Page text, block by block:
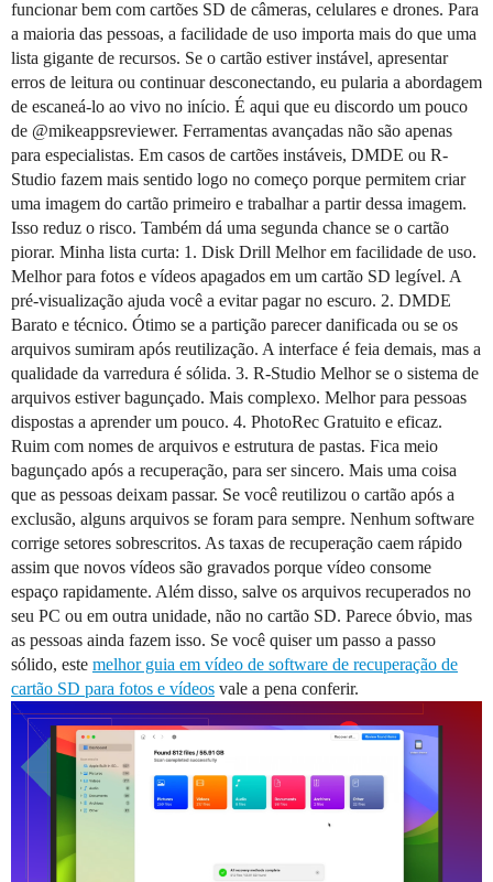
funcionar bem com cartões SD de câmeras, celulares e drones. Para
a maioria das pessoas, a facilidade de uso importa mais do que uma
lista gigante de recursos. Se o cartão estiver instável, apresentar
erros de leitura ou continuar desconectando, eu pularia a abordagem
de escaneá-lo ao vivo no início. É aqui que eu discordo um pouco
de @mikeappsreviewer. Ferramentas avançadas não são apenas
para especialistas. Em casos de cartões instáveis, DMDE ou R-
Studio fazem mais sentido logo no começo porque permitem criar
uma imagem do cartão primeiro e trabalhar a partir dessa imagem.
Isso reduz o risco. Também dá uma segunda chance se o cartão
piorar. Minha lista curta: 1. Disk Drill Melhor em facilidade de uso.
Melhor para fotos e vídeos apagados em um cartão SD legível. A
pré-visualização ajuda você a evitar pagar no escuro. 2. DMDE
Barato e técnico. Ótimo se a partição parecer danificada ou se os
arquivos sumiram após reutilização. A interface é feia demais, mas a
qualidade da varredura é sólida. 3. R-Studio Melhor se o sistema de
arquivos estiver bagunçado. Mais complexo. Melhor para pessoas
dispostas a aprender um pouco. 4. PhotoRec Gratuito e eficaz.
Ruim com nomes de arquivos e estrutura de pastas. Fica meio
bagunçado após a recuperação, para ser sincero. Mais uma coisa
que as pessoas deixam passar. Se você reutilizou o cartão após a
exclusão, alguns arquivos se foram para sempre. Nenhum software
corrige setores sobrescritos. As taxas de recuperação caem rápido
assim que novos vídeos são gravados porque vídeo consome
espaço rapidamente. Além disso, salve os arquivos recuperados no
seu PC ou em outra unidade, não no cartão SD. Parece óbvio, mas
as pessoas ainda fazem isso. Se você quiser um passo a passo
sólido, este melhor guia em vídeo de software de recuperação de
cartão SD para fotos e vídeos vale a pena conferir.